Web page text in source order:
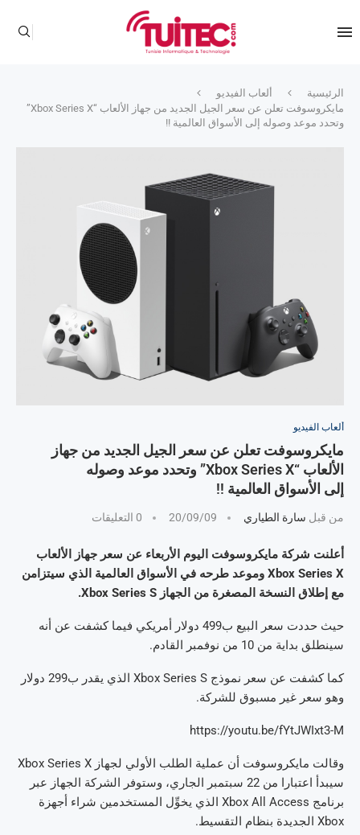
الرئيسية
ألعاب الفيديو
مايكروسوفت تعلن عن سعر الجيل الجديد من جهاز الألعاب “Xbox Series X”
وتحدد موعد وصوله إلى الأسواق العالمية !!
ألعاب الفيديو
مايكروسوفت تعلن عن سعر الجيل الجديد من جهاز
الألعاب “Xbox Series X” وتحدد موعد وصوله
إلى الأسواق العالمية !!
من قبل سارة الطياري 20/09/09 0 التعليقات
أعلنت شركة مايكروسوفت اليوم الأربعاء عن سعر جهاز الألعاب
Xbox Series X وموعد طرحه في الأسواق العالمية الذي سيتزامن
مع إطلاق النسخة المصغرة من الجهاز Xbox Series S.
حيث حددت سعر البيع ب499 دولار أمريكي فيما كشفت عن أنه
سينطلق بداية من 10 من نوفمبر القادم.
كما كشفت عن سعر نموذج Xbox Series S الذي يقدر ب299 دولار
وهو سعر غير مسبوق للشركة.
https://youtu.be/fYtJWIxt3-M
وقالت مايكروسوفت أن عملية الطلب الأولي لجهاز Xbox Series X
سيبدأ اعتبارا من 22 سبتمبر الجاري، وستوفر الشركة الجهاز عبر
برنامج Xbox All Access الذي يخوِّل المستخدمين شراء أجهزة
Xbox الجديدة بنظام التقسيط.